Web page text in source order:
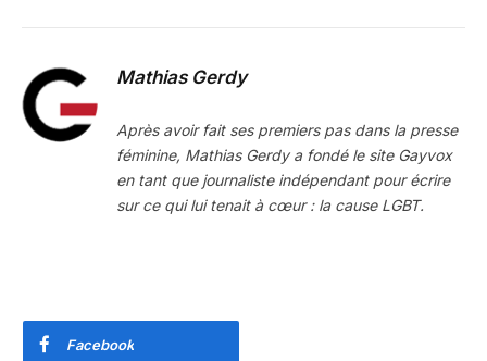
Mathias Gerdy
Après avoir fait ses premiers pas dans la presse
féminine, Mathias Gerdy a fondé le site Gayvox
en tant que journaliste indépendant pour écrire
sur ce qui lui tenait à cœur : la cause LGBT.
Facebook